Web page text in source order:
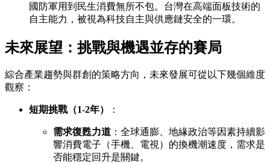
國防軍用到民生消費無所不包。台灣在高端面板技術的
自主能力，被視為科技自主與供應鏈安全的一環。
未來展望：挑戰與機遇並存的賽局
綜合產業趨勢與群創的策略方向，未來發展可從以下幾個維度
觀察：
短期挑戰（1-2年） ：
需求復甦力道 ：全球通膨、地緣政治等因素持續影
響消費電子（手機、電視）的換機潮速度，需求是
否能穩定回升是關鍵。